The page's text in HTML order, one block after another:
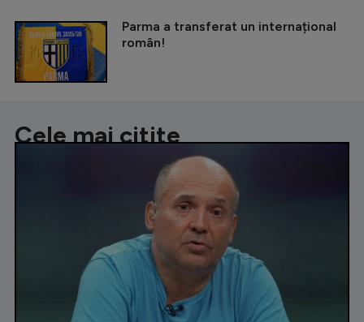
Parma a transferat un internațional
român!
Cele mai citite